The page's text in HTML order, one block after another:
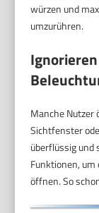
würzen und
umzurühren.
Manche
Sichtfenster
überflüssig und
Funktionen, um
öffnen. So